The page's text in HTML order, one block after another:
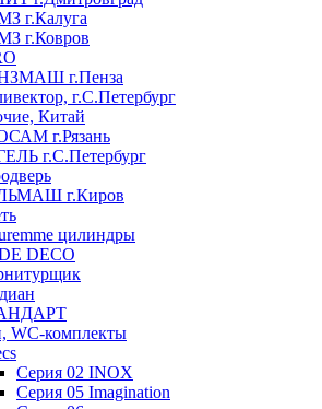
г.Калуга
г.Ковров
г.Пенза
г.С.Петербург
Китай
г.Рязань
г.С.Петербург
г.Киров
цилиндры
DECO
WC-комплекты
Cерия 02 INOX
Cерия 05 Imagination